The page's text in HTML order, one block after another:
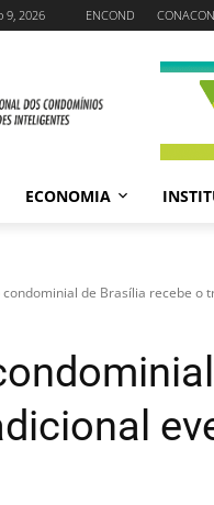
9, 2026 ENCOND
ECONOMIA
de Brasília recebe o